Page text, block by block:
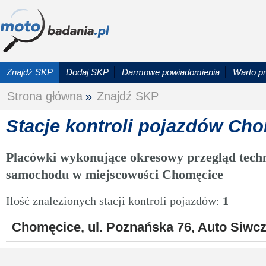
Znajdź SKP Dodaj SKP Darmowe powiadomienia Warto
Strona główna » Znajdź SKP
Stacje kontroli pojazdów
Placówki wykonujące okresowy przegląd
samochodu w miejscowości Chomęcice
Ilość znalezionych stacji kontroli pojazdów: 1
Chomęcice, ul. Poznańska 76, Auto